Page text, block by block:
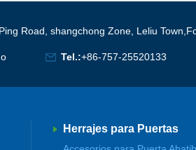
Road, shangchong Zone, Leliu
Tel.:+86-757-25520133
Herrajes para Puertas